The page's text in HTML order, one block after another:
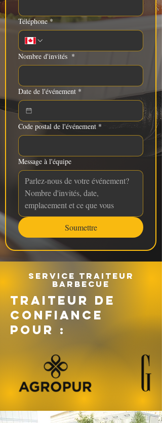
Téléphone *
Nombre d'invités *
Date de l'événement *
Code postal de l'événement *
Message à l'équipe
Soumettre
Service traiteur
barbecue
TRAITEUR DE
CONFIANCE
POUR :